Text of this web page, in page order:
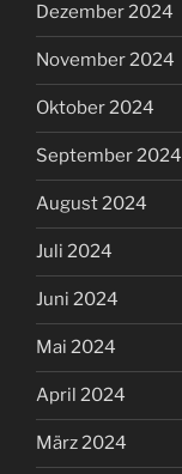
Dezember 2024
November 2024
Oktober 2024
September 2024
August 2024
Juli 2024
Juni 2024
Mai 2024
April 2024
März 2024